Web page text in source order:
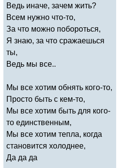
Ведь иначе, зачем жить?
Всем нужно что-то,
За что можно побороться,
Я знаю, за что сражаешься
ты,
Ведь мы все..
Мы все хотим обнять кого-то,
Просто быть с кем-то,
Мы все хотим быть для кого-
то единственным,
Мы все хотим тепла, когда
становится холоднее,
Да да да